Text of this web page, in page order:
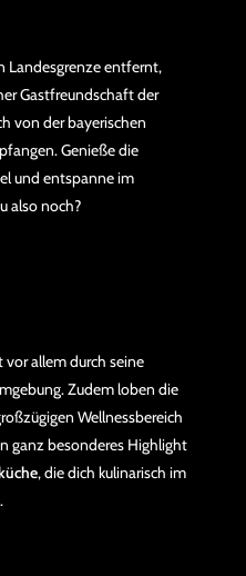
Landesgrenze entfernt,
Gastfreundschaft der
von der bayerischen
Genieße die
und entspanne im
also noch?
vor allem durch seine
Zudem loben die
Wellnessbereich
ganz besonderes Highlight
, die dich kulinarisch im